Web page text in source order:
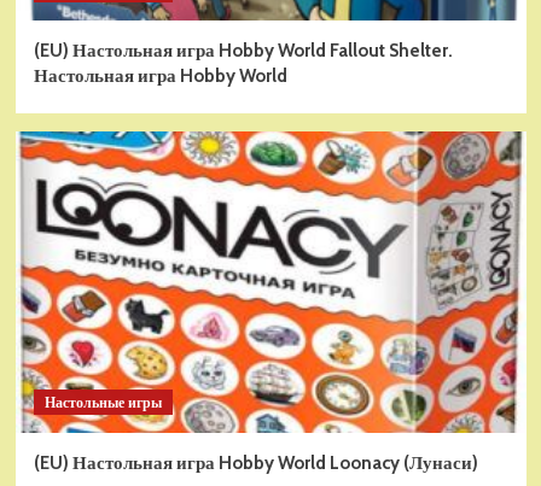
(EU) Настольная игра Hobby World Fallout Shelter.
Настольная игра Hobby World
Настольные игры
(EU) Настольная игра Hobby World Loonacy (Лунаси)